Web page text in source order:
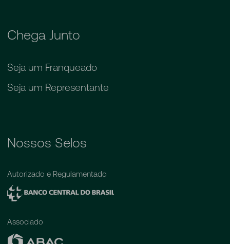
Chega Junto
Seja um Franqueado
Seja um Representante
Nossos Selos
Autorizado e Regulamentado
Associado